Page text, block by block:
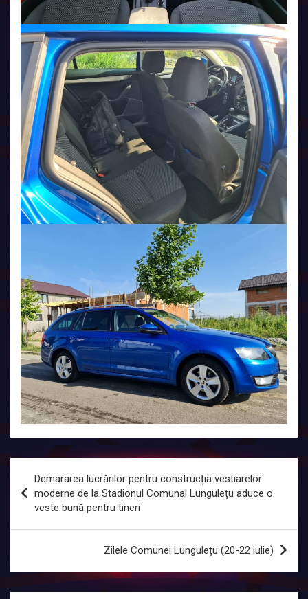
în
articole
Demararea lucrărilor pentru construcția vestiarelor
moderne de la Stadionul Comunal Lungulețu aduce o
veste bună pentru tineri
Zilele Comunei Lungulețu (20-22 iulie)